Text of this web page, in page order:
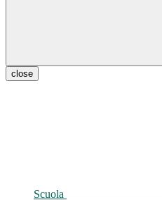
close
Scuola